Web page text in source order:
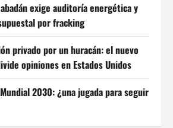
exige auditoría energética y
por fracking
privado por un huracán: el nuevo
opiniones en Estados Unidos
2030: ¿una jugada para seguir